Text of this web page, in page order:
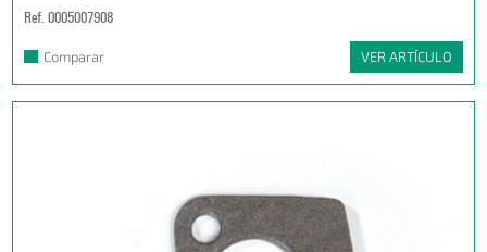
Ref. 0005007908
Comparar VER ARTÍCULO